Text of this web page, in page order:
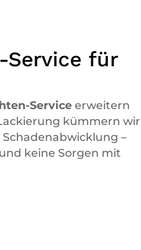
Service für
Serviceerweitern
kümmern wir
–
keine Sorgen mit